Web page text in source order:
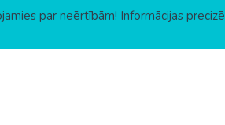
par neērtībām! Informācijas